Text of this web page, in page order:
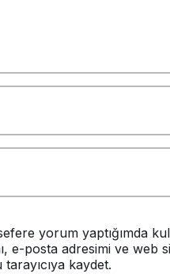
yorum yaptığımda
e-posta adresimi ve web
kaydet.